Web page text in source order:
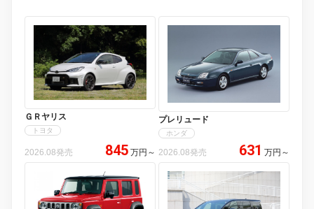
ＧＲヤリス
トヨタ
2026.08発売 845 万円 ～
プレリュード
ホンダ
2026.08発売 631 万円 ～